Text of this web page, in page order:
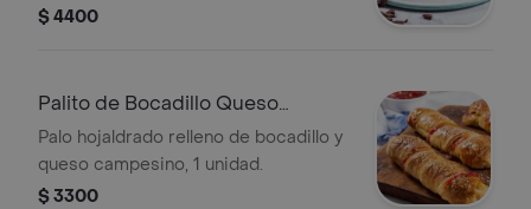
$ 4400
Palito de Bocadillo Queso
Mediano
Palo hojaldrado relleno de bocadillo y
queso campesino, 1 unidad.
$ 3300